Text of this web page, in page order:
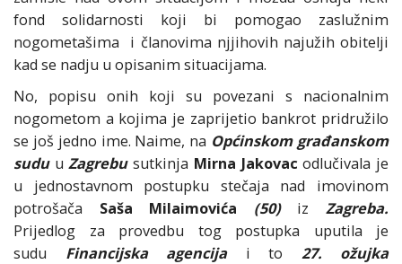
fond solidarnosti koji bi pomogao zaslužnim
nogometašima i članovima njjihovih najužih obitelji
kad se nadju u opisanim situacijama.
No, popisu onih koji su povezani s nacionalnim
nogometom a kojima je zaprijetio bankrot pridružilo
se još jedno ime. Naime, na Općinskom građanskom
suduuZagrebusutkinja Mirna Jakovac odlučivala je
u jednostavnom postupku stečaja nad imovinom
potrošača Saša Milaimovića (50) izZagreba.
Prijedlog za provedbu tog postupka uputila je
sudu Financijska agencija i to 27. ožujka